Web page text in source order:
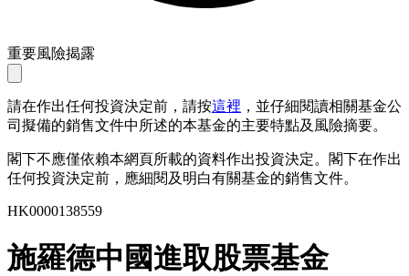
重要風險揭露
請在作出任何投資決定前，請按這裡 ，並仔細閱讀相關基金公
司擬備的銷售文件中所述的本基金的主要特點及風險摘要。
閣下不應僅依賴本網頁所載的資料作出投資決定。閣下在作出
任何投資決定前，應細閱及明白有關基金的銷售文件。
HK0000138559
施羅德中國進取股票基金